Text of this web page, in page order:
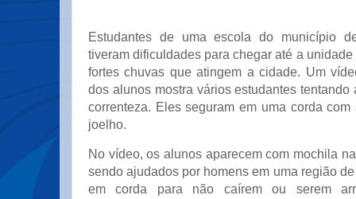
Estudantes de uma escola do município
tiveram dificuldades para chegar até a
fortes chuvas que atingem a cidade. Um
dos alunos mostra vários estudantes tentando
correnteza. Eles seguram em uma corda
joelho.
No vídeo, os alunos aparecem com mochila
sendo ajudados por homens em uma região
em corda para não caírem ou serem